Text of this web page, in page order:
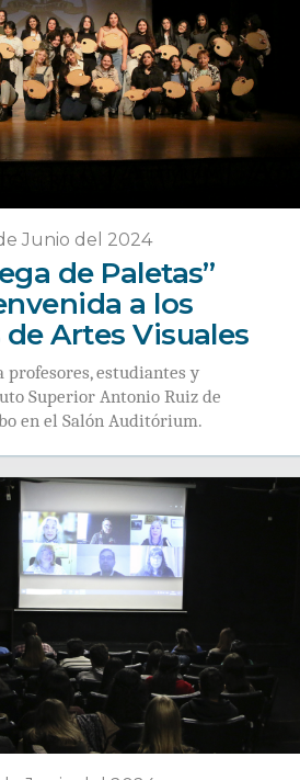
Junio del 2024
de Paletas”
a los
Artes Visuales
profesores, estudiantes y
Superior Antonio Ruiz de
en el Salón Auditórium.